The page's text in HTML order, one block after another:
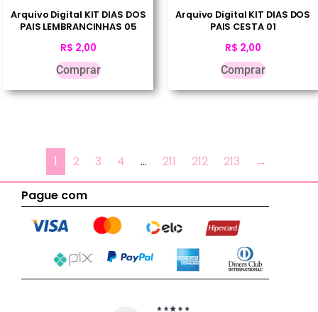
Arquivo Digital KIT DIAS DOS
PAIS LEMBRANCINHAS 05
R$ 2,00
Comprar
Arquivo Digital KIT DIAS DOS
PAIS CESTA 01
R$ 2,00
Comprar
1 2 3 4 … 211 212 213 →
Pague com